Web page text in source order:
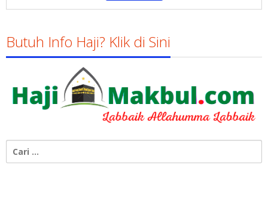
Butuh Info Haji? Klik di Sini
untuk: